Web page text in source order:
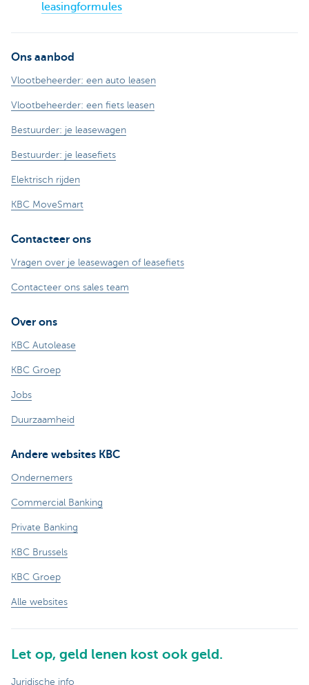
leasingformules
Ons aanbod
Vlootbeheerder: een auto leasen
Vlootbeheerder: een fiets leasen
Bestuurder: je leasewagen
Bestuurder: je leasefiets
Elektrisch rijden
KBC MoveSmart
Contacteer ons
Vragen over je leasewagen of leasefiets
Contacteer ons sales team
Over ons
KBC Autolease
KBC Groep
Jobs
Duurzaamheid
Andere websites KBC
Ondernemers
Commercial Banking
Private Banking
KBC Brussels
KBC Groep
Alle websites
Let op, geld lenen kost ook geld.
Juridische info